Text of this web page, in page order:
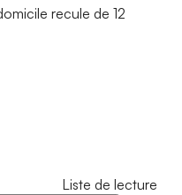
Liste de lecture